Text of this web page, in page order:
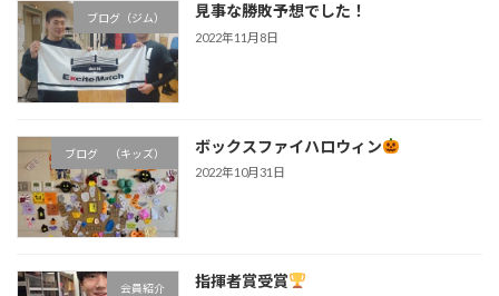
ブログ（ジム） 見事な勝敗予想でした！
2022年11月8日
ブログ （キッズ） ボックスファイハロウィン
2022年10月31日
会員紹介 指揮者賞受賞